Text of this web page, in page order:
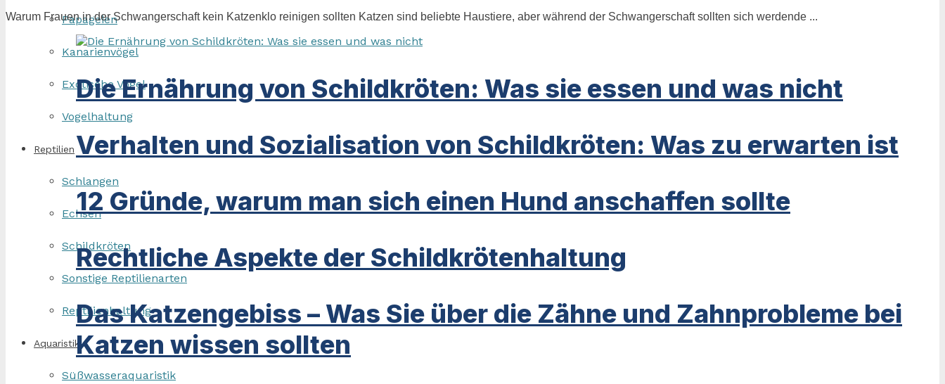
Papageien
Kanarienvögel
Exotische Vögel
Vogelhaltung
Reptilien
Schlangen
Echsen
Schildkröten
Sonstige Reptilienarten
Reptilienhaltung
Aquaristik
Süßwasseraquaristik
Warum Frauen in der Schwangerschaft kein Katzenklo reinigen sollten Katzen sind beliebte Haustiere, aber während der Schwangerschaft sollten sich werdende ...
Die Ernährung von Schildkröten: Was sie essen und was nicht
Verhalten und Sozialisation von Schildkröten: Was zu erwarten ist
12 Gründe, warum man sich einen Hund anschaffen sollte
Rechtliche Aspekte der Schildkrötenhaltung
Das Katzengebiss – Was Sie über die Zähne und Zahnprobleme bei
Katzen wissen sollten